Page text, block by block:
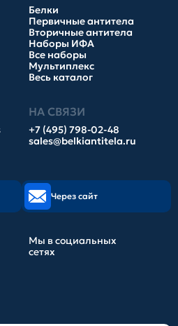
Белки
Первичные антитела
Вторичные антитела
Наборы ИФА
Все наборы
Мультиплекс
Весь каталог
НА СВЯЗИ
+7 (495) 798-02-48
sales@belkiantitela.ru
Через сайт
Мы в социальных
сетях